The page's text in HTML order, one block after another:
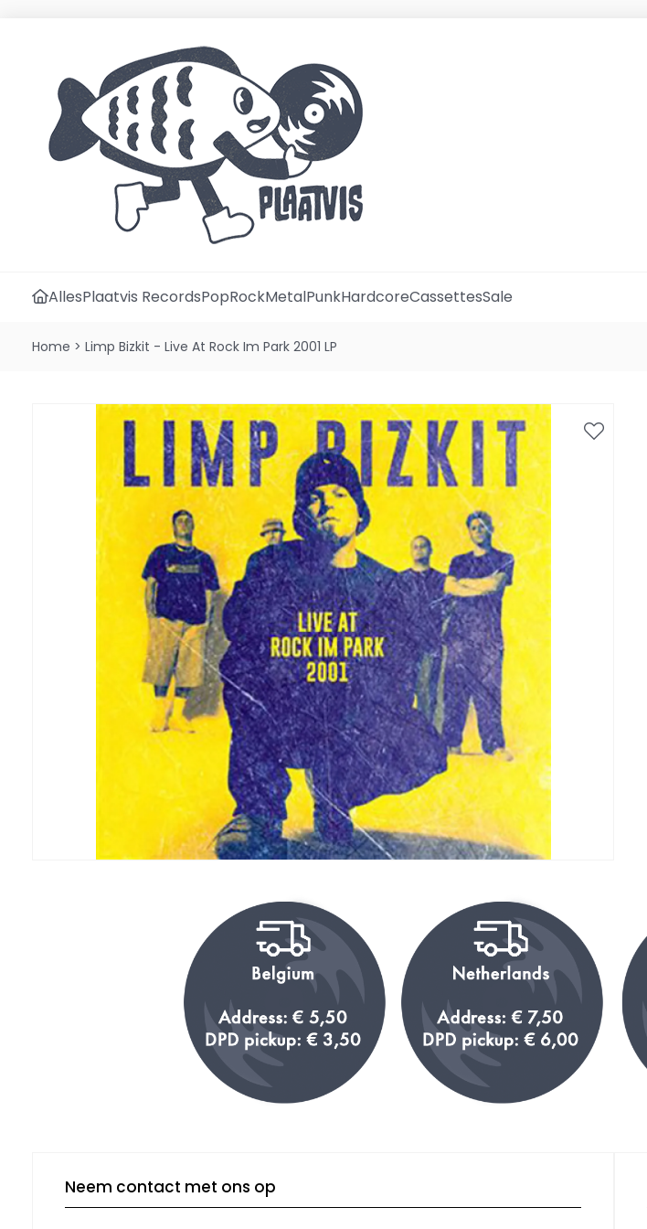
AllesPlaatvis RecordsPopRockMetalPunkHardcoreCassettesSale
Home > Limp Bizkit - Live At Rock Im Park 2001 LP
Neem contact met ons op